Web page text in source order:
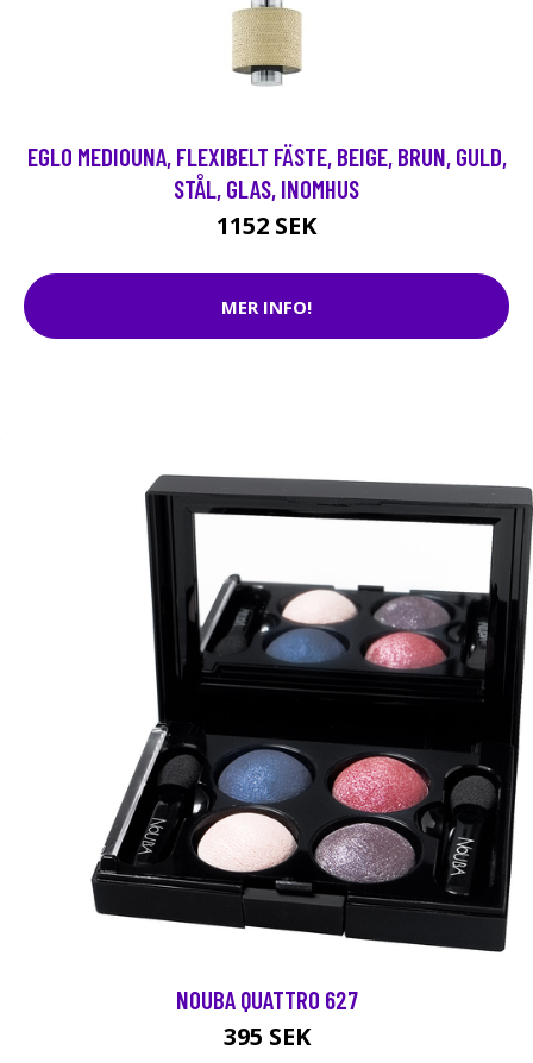
EGLO MEDIOUNA, FLEXIBELT FÄSTE, BEIGE, BRUN, GULD,
STÅL, GLAS, INOMHUS
1152 SEK
MER INFO!
NOUBA QUATTRO 627
395 SEK